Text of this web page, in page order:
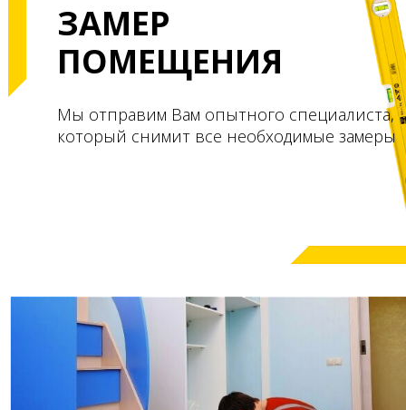
Мы отправим Вам опытного специалиста,
который снимит все необходимые замеры
ЗАМЕР
ПОМЕЩЕНИЯ